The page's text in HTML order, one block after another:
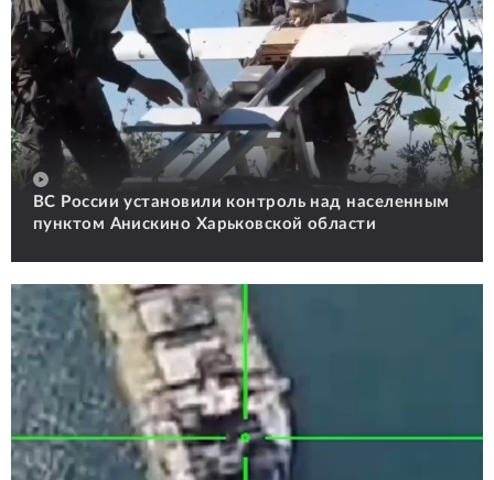
ВС России установили контроль над населенным
пунктом Анискино Харьковской области